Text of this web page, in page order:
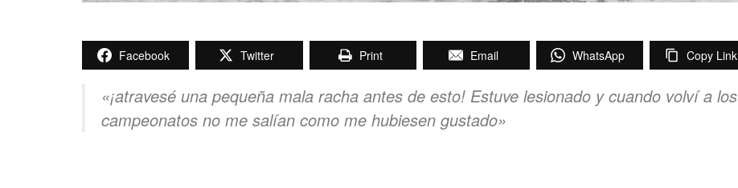
Facebook Twitter Print Email WhatsApp Copy Link
«¡atravesé una pequeña mala racha antes de esto! Estuve lesionado y cuando volví a los
campeonatos no me salían como me hubiesen gustado»